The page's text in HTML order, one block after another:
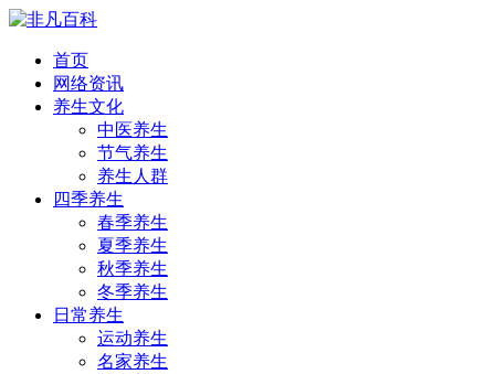
首页
网络资讯
养生文化
中医养生
节气养生
养生人群
四季养生
春季养生
夏季养生
秋季养生
冬季养生
日常养生
运动养生
名家养生